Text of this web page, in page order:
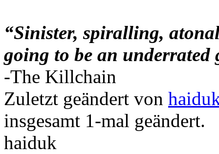
“Sinister, spiralling,
going to be an underrated
-The Killchain
Zuletzt geändert von
insgesamt 1-mal geändert.
haiduk